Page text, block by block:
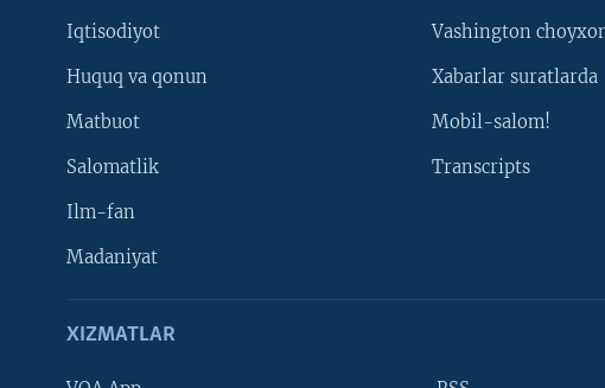
Iqtisodiyot
Huquq va qonun
Matbuot
Salomatlik
Ilm-fan
Madaniyat
Vashington
Xabarlar suratlarda
Mobil-salom!
Transcripts
XIZMATLAR